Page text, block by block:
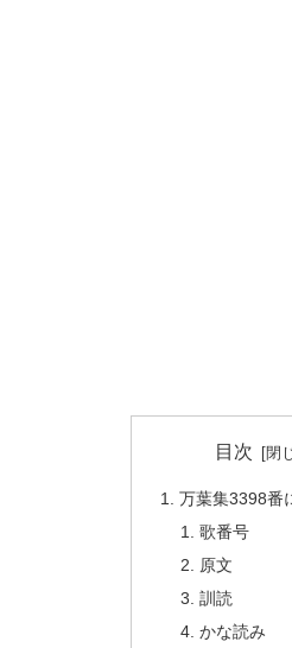
目次
万葉集3398番
歌番号
原文
訓読
かな読み